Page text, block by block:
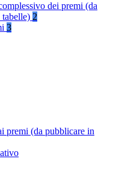
dei premi (da
2
3
premi (da pubblicare in